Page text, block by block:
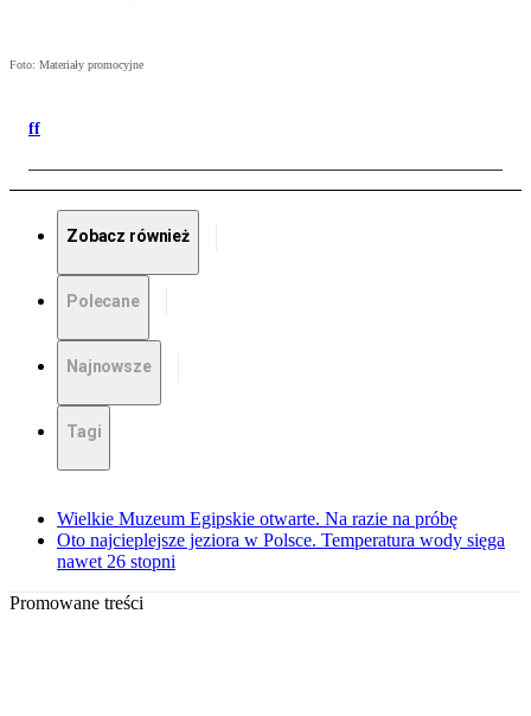
Foto: Materiały promocyjne
ff
Zobacz również
Polecane
Najnowsze
Tagi
Wielkie Muzeum Egipskie otwarte. Na razie na próbę
Oto najcieplejsze jeziora w Polsce. Temperatura wody sięga
nawet 26 stopni
Promowane treści